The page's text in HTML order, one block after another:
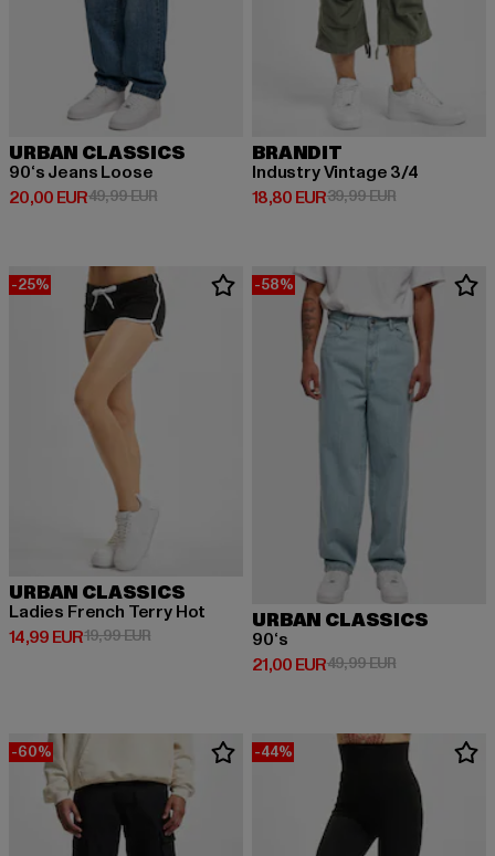
URBAN CLASSICS
90‘s Jeans Loose
20,00 EUR
Derzeitiger Preis: 20,00 EUR
49,99 EURAktionspreis: 49,99 EUR
BRANDIT
Industry Vintage 3/4
18,80 EUR
Derzeitiger Preis: 18,80 EUR
39,99 EURAktionspreis:
-25%
URBAN CLASSICS
Ladies French Terry Hot
14,99 EUR
Derzeitiger Preis: 14,99 EUR
19,99 EURAktionspreis: 19,99 EUR
-58%
URBAN CLASSICS
90‘s
21,00 EUR
Derzeitiger Preis: 21,00 EUR
49,99 EURAktionspreis:
-60% -44%